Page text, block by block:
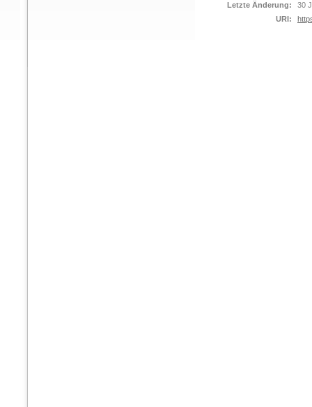
Letzte Änderung:
30
URI: